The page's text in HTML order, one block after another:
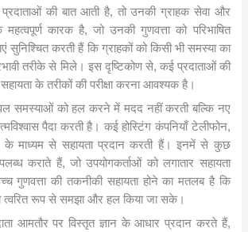
की बात आती है, तो उनकी ग्राहक सेवा और
कारक है, जो उनकी गुणवत्ता को परिभाषित
सुनिश्चित करती हैं कि ग्राहकों को किसी भी समस्या का
तरीके से मिले। इस दृष्टिकोण से, कई प्रदाताओं की
के तरीकों की परीक्षा करना आवश्यक है।
समस्याओं को हल करने में मदद नहीं करती बल्कि नए
पैदा करती है। कई होस्टिंग कंपनियाँ टेलीफोन,
माध्यम से सहायता प्रदान करती हैं। इनमें से कुछ
कराते हैं, जो उपयोगकर्ताओं को लगातार सहायता
गुणवत्ता की तकनीकी सहायता होने का मतलब है कि
त्वरित रूप से समझा और हल किया जा सके।
आमतौर पर विस्तृत ज्ञान के आधार प्रदान करते हैं,